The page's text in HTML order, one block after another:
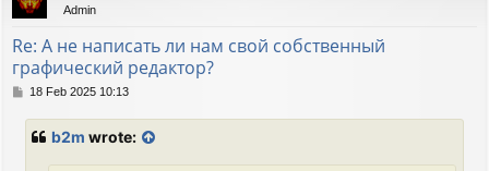
Admin
Re: А не написать ли нам свой собственный
графический редактор?
P18 Feb 2025 10:13
b2m wrote: